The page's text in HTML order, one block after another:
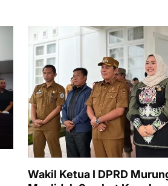
Wakil Ketua I DPRD